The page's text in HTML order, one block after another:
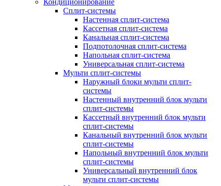
Кондиционирование
Сплит-системы
Настенная сплит-система
Кассетная сплит-система
Канальная сплит-система
Подпотолочная сплит-система
Напольная сплит-система
Универсальная сплит-система
Мульти сплит-системы
Наружный блоки мульти сплит-
системы
Настенный внутренний блок мульти
сплит-системы
Кассетный внутренний блок мульти
сплит-системы
Канальный внутренний блок мульти
сплит-системы
Напольный внутренний блок мульти
сплит-системы
Универсальный внутренний блок
мульти сплит-системы